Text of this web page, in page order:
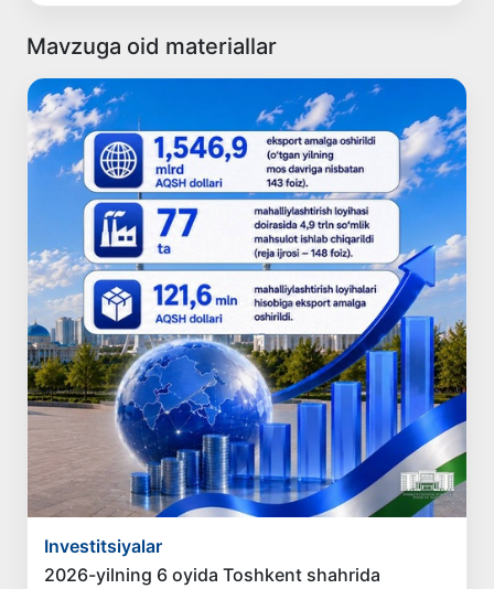
Mavzuga oid materiallar
Investitsiyalar
2026-yilning 6 oyida Toshkent shahrida